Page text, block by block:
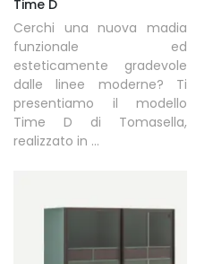
Time D
Cerchi una nuova madia
funzionale ed
esteticamente gradevole
dalle linee moderne? Ti
presentiamo il modello
Time D di Tomasella,
realizzato in ...